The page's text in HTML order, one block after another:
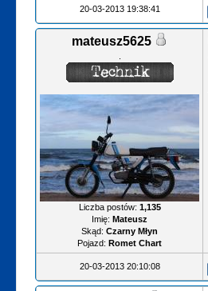
20-03-2013 19:38:41
mateusz5625
.
Liczba postów: 1,135
Imię: Mateusz
Skąd: Czarny Młyn
Pojazd: Romet Chart
20-03-2013 20:10:08